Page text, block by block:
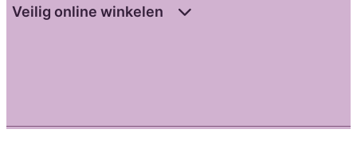
Veilig online winkelen